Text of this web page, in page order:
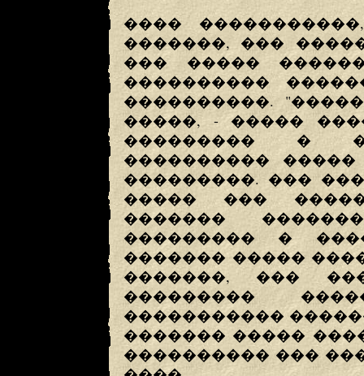
����
�������, ���
��� �����
����������
����������.
�����, - �����
��������� �
����������
���������. ���
����� ���
�������
��������� �
������� �����
�������, ���
���������
�����������
������� �����
���������� ���